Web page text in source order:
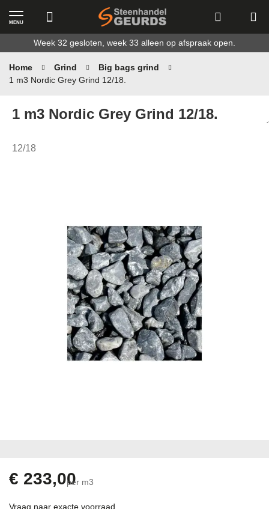
naar
de
inhoud
Week 32 gesloten, week 33 alleen op afspraak open.
MENU
Home Grind
Big bags grind
1 m3 Nordic Grey Grind 12/18.
1 m3 Nordic Grey Grind 12/18.
12/18
begin
van€ 233,00per m3
Vraag naar exacte voorraad